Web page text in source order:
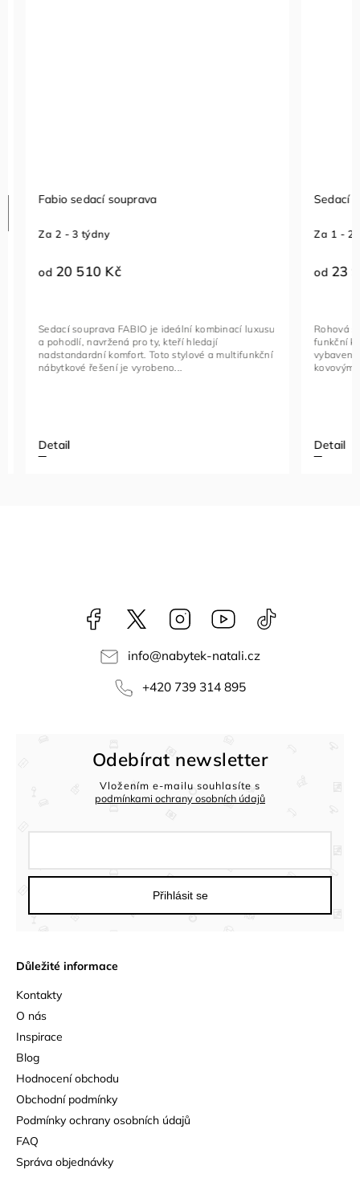
Fabio sedací souprava
Za 2 - 3 týdny
od20 510 Kč
Detail
Sedací souprava FABIO je ideální kombinací luxusu
a pohodlí, navržená pro ty, kteří hledají
nadstandardní komfort. Toto stylové a multifunkční
nábytkové řešení je vyrobeno...
Sedací
Za 1 - 2
od23
Detail
Rohová
funkční
vybavený
kovovými
Facebook NataliNabytek
Instagram YouTube
info@nabytek-natali.cz
+420 739 314 895
Důležité informace
Kontakty
O nás
Inspirace
Blog
Hodnocení obchodu
Obchodní podmínky
Podmínky ochrany osobních údajů
FAQ
Správa objednávky
Odebírat newsletter
Vložením e-mailu souhlasíte s
podmínkami ochrany osobních údajů
Přihlásit se